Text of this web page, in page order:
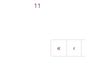
11
First
page
« ‹